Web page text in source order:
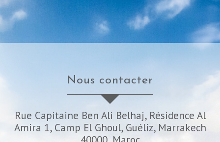
nous contacter
Rue Capitaine Ben Ali Belhaj, Résidence Al
Amira 1, Camp El Ghoul, Guéliz, Marrakech